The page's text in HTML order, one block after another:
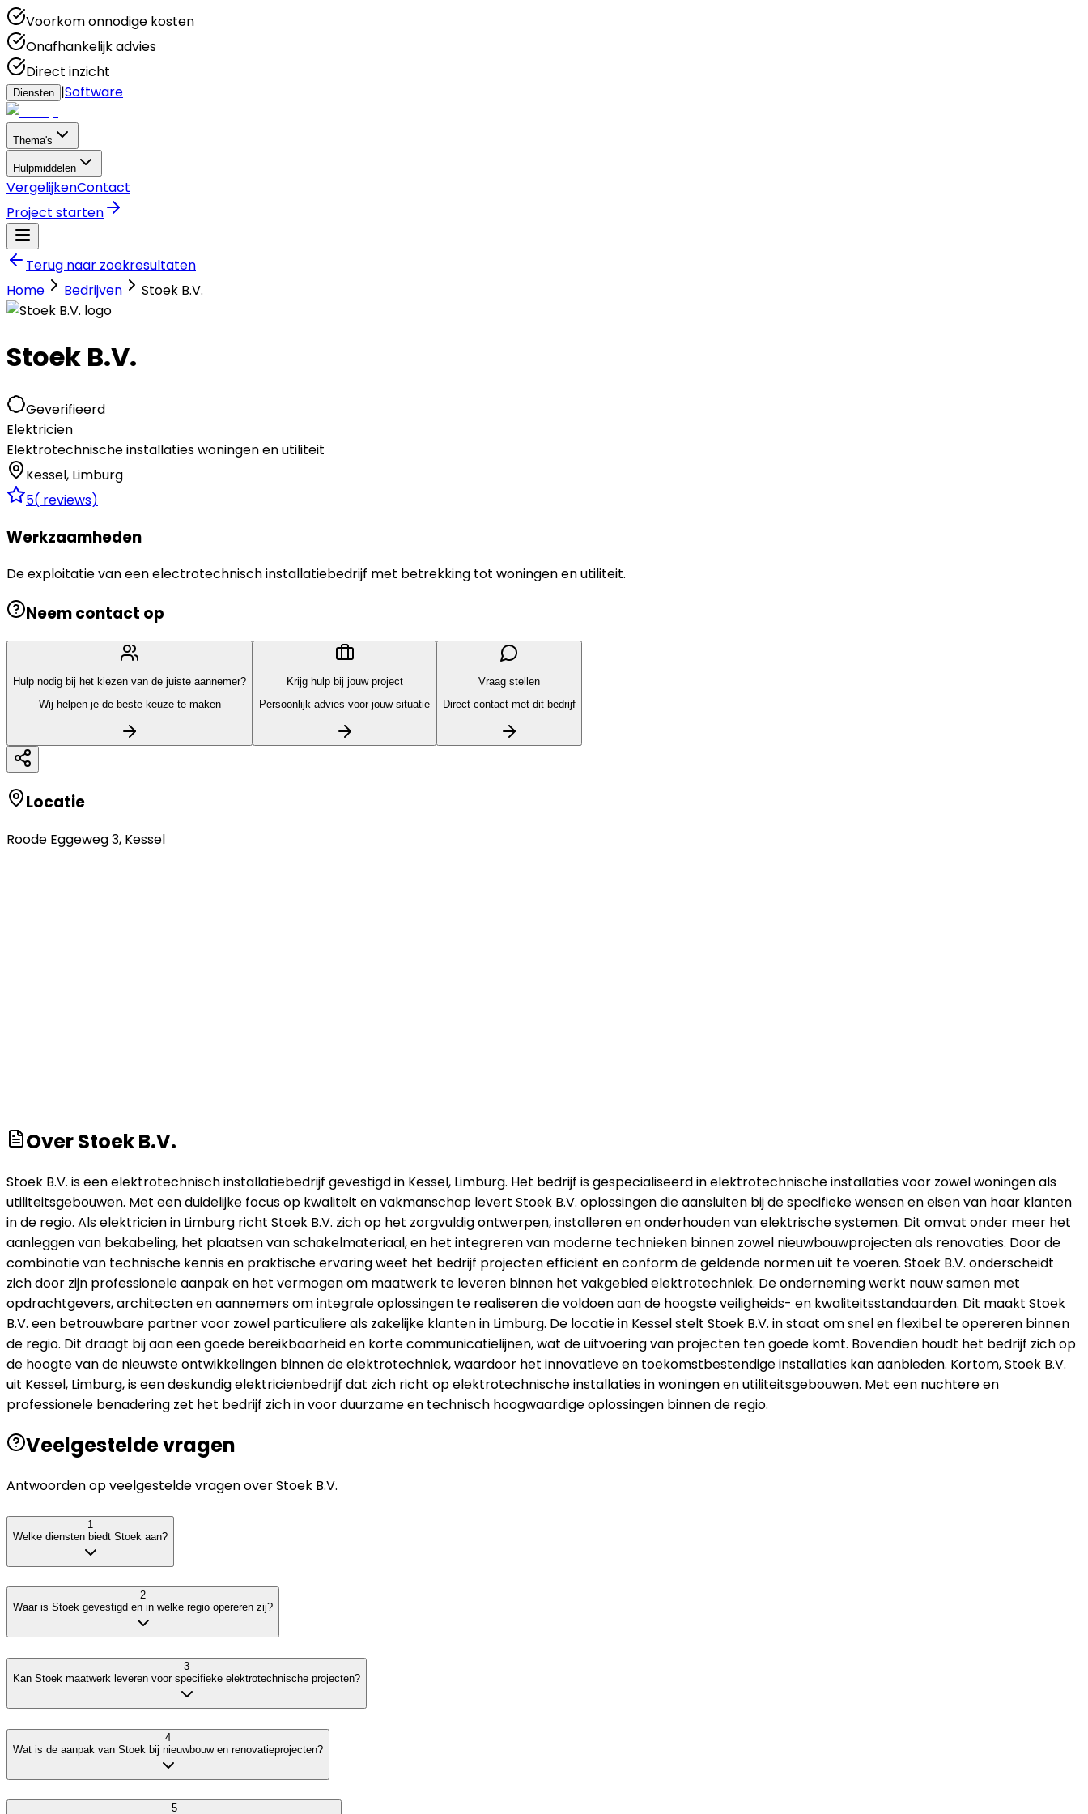
Voorkom onnodige kosten
Onafhankelijk advies
Direct inzicht
Diensten |Software
Thema's
Hulpmiddelen
VergelijkenContact
Project starten
Terug naar zoekresultaten
Home
Bedrijven Stoek B.V.
Stoek B.V.
Geverifieerd
Elektricien
Elektrotechnische installaties woningen en utiliteit
Kessel, Limburg
5( reviews)
Werkzaamheden
De exploitatie van een electrotechnisch installatiebedrijf met betrekking tot woningen en utiliteit.
Neem contact op
Hulp nodig bij het kiezen van de juiste aannemer?
Wij helpen je de beste keuze te maken
Krijg hulp bij jouw project
Persoonlijk advies voor jouw situatie
Vraag stellen
Direct contact met dit bedrijf
Locatie
Roode Eggeweg 3, Kessel
OverStoek B.V.
Stoek B.V. is een elektrotechnisch installatiebedrijf gevestigd in Kessel, Limburg. Het bedrijf is gespecialiseerd in elektrotechnische installaties voor zowel woningen als
utiliteitsgebouwen. Met een duidelijke focus op kwaliteit en vakmanschap levert Stoek B.V. oplossingen die aansluiten bij de specifieke wensen en eisen van haar klanten
in de regio. Als elektricien in Limburg richt Stoek B.V. zich op het zorgvuldig ontwerpen, installeren en onderhouden van elektrische systemen. Dit omvat onder meer het
aanleggen van bekabeling, het plaatsen van schakelmateriaal, en het integreren van moderne technieken binnen zowel nieuwbouwprojecten als renovaties. Door de
combinatie van technische kennis en praktische ervaring weet het bedrijf projecten efficiënt en conform de geldende normen uit te voeren. Stoek B.V. onderscheidt
zich door zijn professionele aanpak en het vermogen om maatwerk te leveren binnen het vakgebied elektrotechniek. De onderneming werkt nauw samen met
opdrachtgevers, architecten en aannemers om integrale oplossingen te realiseren die voldoen aan de hoogste veiligheids- en kwaliteitsstandaarden. Dit maakt Stoek
B.V. een betrouwbare partner voor zowel particuliere als zakelijke klanten in Limburg. De locatie in Kessel stelt Stoek B.V. in staat om snel en flexibel te opereren binnen
de regio. Dit draagt bij aan een goede bereikbaarheid en korte communicatielijnen, wat de uitvoering van projecten ten goede komt. Bovendien houdt het bedrijf zich op
de hoogte van de nieuwste ontwikkelingen binnen de elektrotechniek, waardoor het innovatieve en toekomstbestendige installaties kan aanbieden. Kortom, Stoek B.V.
uit Kessel, Limburg, is een deskundig elektricienbedrijf dat zich richt op elektrotechnische installaties in woningen en utiliteitsgebouwen. Met een nuchtere en
professionele benadering zet het bedrijf zich in voor duurzame en technisch hoogwaardige oplossingen binnen de regio.
Veelgestelde vragen
Antwoorden op veelgestelde vragen overStoek B.V.
1
Welke diensten biedt Stoek aan?
2
Waar is Stoek gevestigd en in welke regio opereren zij?
3
Kan Stoek maatwerk leveren voor specifieke elektrotechnische projecten?
4
Wat is de aanpak van Stoek bij nieuwbouw en renovatieprojecten?
5